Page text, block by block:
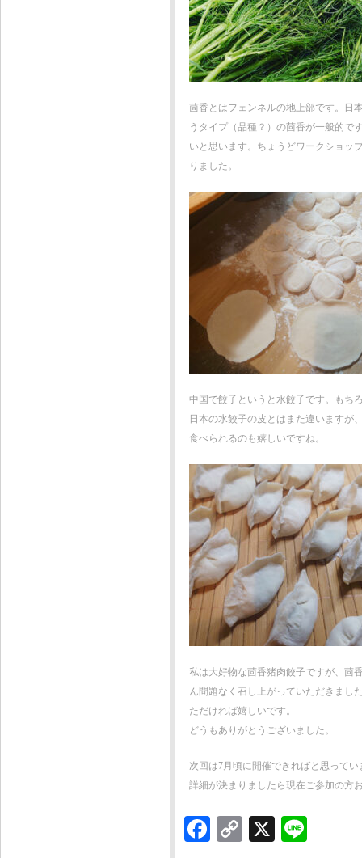
茴香とはフェンネルの地上部です。日
うタイプ（品種？）の茴香が一般的で
いと思います。ちょうどワークショッ
りました。
中国で餃子というと水餃子です。もち
日本の水餃子の皮とはまた違いますが
食べられるのも嬉しいですね。
私は大好物な茴香猪肉餃子ですが、茴
ん問題なく召し上がっていただきまし
ただければ嬉しいです。
どうもありがとうございました。
次回は7月頃に開催できればと思ってい
詳細が決まりましたら現在ご参加の方
Facebook
Copy
X